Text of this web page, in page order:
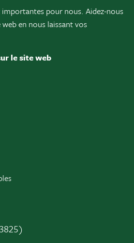
pour nous. Aidez-nous
en nous laissant vos
le site web